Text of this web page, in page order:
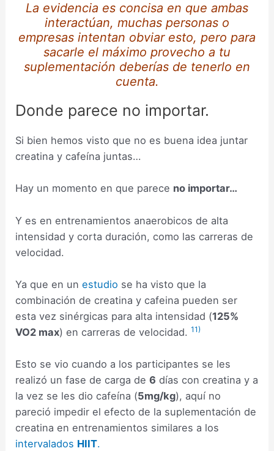
La evidencia es concisa en que ambas
interactúan, muchas personas o
empresas intentan obviar esto, pero para
sacarle el máximo provecho a tu
suplementación deberías de tenerlo en
cuenta.
Donde parece no importar.
Si bien hemos visto que no es buena idea juntar
creatina y cafeína juntas…
Hay un momento en que parece no importar…
Y es en entrenamientos anaerobicos de alta
intensidad y corta duración, como las carreras de
velocidad.
Ya que en unestudio se ha visto que la
combinación de creatina y cafeina pueden ser
esta vez sinérgicas para alta intensidad (125%
VO2 max) en carreras de velocidad.11)
Esto se vio cuando a los participantes se les
realizó un fase de carga de6 días con creatina y a
la vez se les dio cafeína (5mg/kg), aquí no
pareció impedir el efecto de la suplementación de
creatina en entrenamientos similares a los
intervalados HIIT.